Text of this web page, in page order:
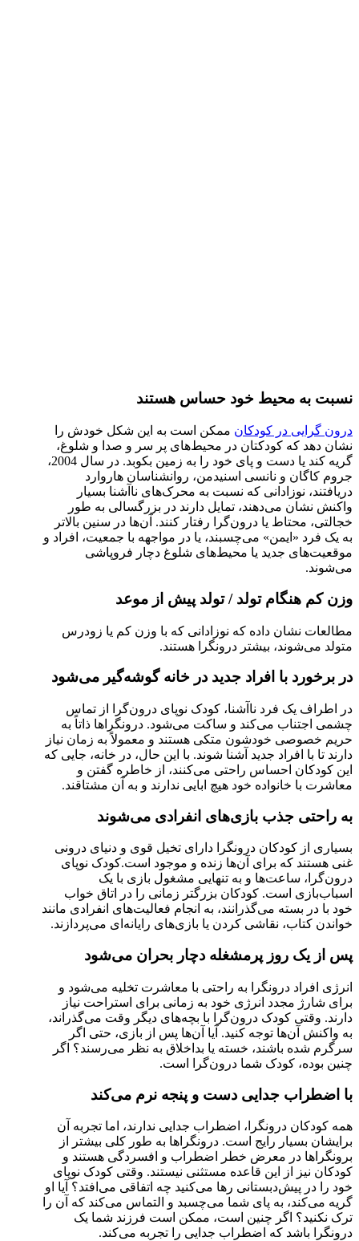
نسبت به محیط خود حساس هستند
درون گرایی در کودکان ممکن است به این شکل خودش را
نشان دهد که کودکتان در محیط‌های پر سر و صدا و شلوغ،
گریه کند یا دست و پای خود را به زمین بکوبد. در سال 2004،
جروم کاگان و نانسی اسنیدمن، روانشناسان هاروارد
دریافتند، نوزادانی که نسبت به محرک‌های ناآشنا بسیار
واکنش نشان می‌دهند، تمایل دارند در بزرگسالی به طور
خجالتی، محتاط یا درون‌گرا رفتار کنند. آن‌ها در سنین بالاتر
به یک فرد «ایمن» می‌چسبند، یا در مواجهه با جمعیت، افراد و
موقعیت‌های جدید یا محیط‌های شلوغ دچار فروپاشی
می‌شوند.
وزن کم هنگام تولد / تولد پیش از موعد
مطالعات نشان داده که نوزادانی که با وزن کم یا زودرس
متولد می‌شوند، بیشتر درونگرا هستند.
در برخورد با افراد جدید در خانه گوشه‌گیر می‌شود
در اطراف یک فرد ناآشنا، کودک نوپای درون‌گرا از تماس
چشمی اجتناب می‌کند و ساکت می‌شود. درونگراها ذاتاً به
حریم خصوصی خودشون متکی هستند و معمولاً به زمان نیاز
دارند تا با افراد جدید آشنا شوند. با این حال، در خانه، جایی که
این کودکان احساس راحتی می‌کنند، از خاطره گفتن و
معاشرت با خانواده خود هیچ ابایی ندارند و به آن مشتاقند.
به راحتی جذب بازی‌های انفرادی می‌شوند
بسیاری از کودکان درونگرا دارای تخیل قوی و دنیای درونی
غنی هستند که برای آن‌ها زنده و موجود است.کودک نوپای
درون‌گرا، ساعت‌ها و به تنهایی مشغول بازی با یک
اسباب‌بازی است. کودکان بزرگتر زمانی را در اتاق خواب
خود با در بسته می‌گذرانند، به انجام فعالیت‌های انفرادی مانند
خواندن کتاب، نقاشی کردن یا بازی‌های رایانه‌ای می‌پردازند.
پس از یک روز پرمشغله دچار بحران می‌شود
انرژی افراد درونگرا به راحتی با معاشرت تخلیه می‌شود و
برای شارژ مجدد انرژی خود به زمانی برای استراحت نیاز
دارند. وقتی کودک درون‌گرا با بچه‌های دیگر وقت می‌گذراند،
به واکنش آن‌ها توجه کنید. آیا آن‌ها پس از بازی، حتی اگر
سرگرم شده باشند، خسته یا بداخلاق به نظر می‌رسند؟ اگر
چنین بوده، کودک شما درون‌گرا است.
با اضطراب جدایی دست و پنجه نرم می‌کند
همه کودکان درونگرا، اضطراب جدایی ندارند، اما تجربه آن
برایشان بسیار رایج است. درونگراها به طور کلی بیشتر از
برونگراها در معرض خطر اضطراب و افسردگی هستند و
کودکان نیز از این قاعده مستثنی نیستند. وقتی کودک نوپای
خود را در پیش‌دبستانی رها می‌کنید چه اتفاقی می‌افتد؟ آیا او
گریه می‌کند، به پای شما می‌چسبد و التماس می‌کند که آن را
ترک نکنید؟ اگر چنین است، ممکن است فرزند شما یک
درونگرا باشد که اضطراب جدایی را تجربه می‌کند.